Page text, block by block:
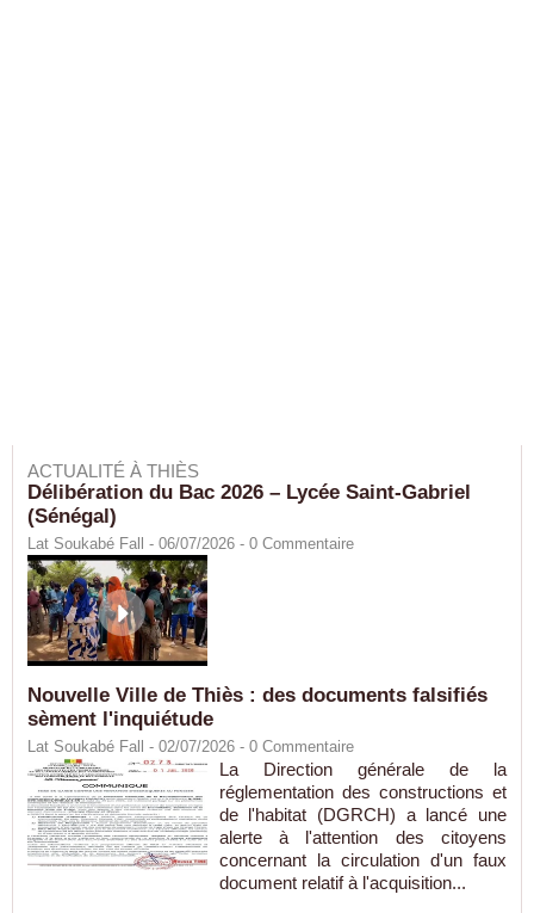
ACTUALITÉ À THIÈS
Délibération du Bac 2026 – Lycée Saint-Gabriel
(Sénégal)
Lat Soukabé Fall - 06/07/2026 - 0 Commentaire
Nouvelle Ville de Thiès : des documents falsifiés
sèment l'inquiétude
Lat Soukabé Fall - 02/07/2026 - 0 Commentaire
La Direction générale de la
réglementation des constructions et
de l'habitat (DGRCH) a lancé une
alerte à l'attention des citoyens
concernant la circulation d'un faux
document relatif à l'acquisition...